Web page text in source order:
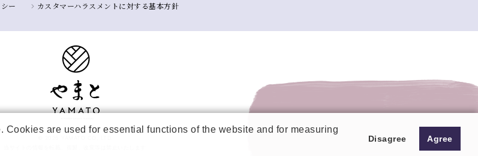
ー カスタマーハラスメントに対する基本方針
are used for essential functions of the website and for measuring
Disagree Agree